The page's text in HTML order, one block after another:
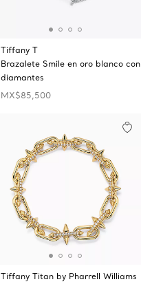
Tiffany T
Brazalete Smile en oro blanco con
diamantes
MX$85,500
Tiffany Titan by Pharrell Williams